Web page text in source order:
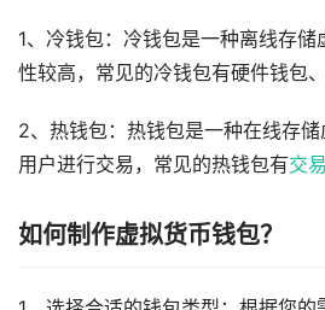
1、冷钱包：冷钱包是一种离线存
性较高，常见的冷钱包有硬件钱包、
2、热钱包：热钱包是一种在线存
用户进行交易，常见的热钱包有交
如何制作虚拟货币钱包？